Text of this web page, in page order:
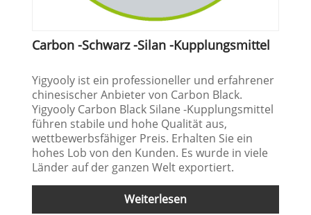
Carbon -Schwarz -Silan -Kupplungsmittel
Yigyooly ist ein professioneller und erfahrener
chinesischer Anbieter von Carbon Black.
Yigyooly Carbon Black Silane -Kupplungsmittel
führen stabile und hohe Qualität aus,
wettbewerbsfähiger Preis. Erhalten Sie ein
hohes Lob von den Kunden. Es wurde in viele
Länder auf der ganzen Welt exportiert.
Weiterlesen